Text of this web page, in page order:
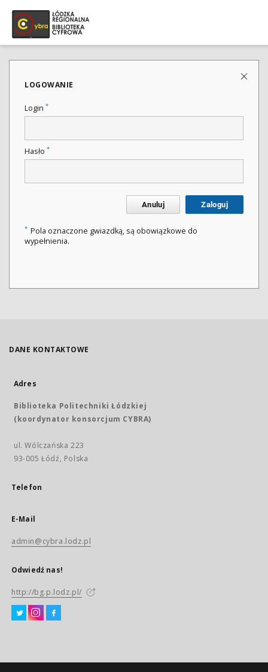
LOGOWANIE
Login *
Hasło *
Anuluj Zaloguj
* Pola oznaczone gwiazdką, są obowiązkowe do
wypełnienia.
DANE KONTAKTOWE
Adres
Biblioteka Politechniki Łódzkiej
(koordynator konsorcjum CYBRA)
ul. Wólczańska 223
93-005 Łódź, Polska
Telefon
E-Mail
admin@cybra.lodz.pl
Odwiedź nas!
http://bg.p.lodz.pl/